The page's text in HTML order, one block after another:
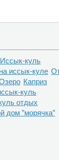
Иссык-куль
иссык-куле
Каприз
куль
отдых
дом "морячка"